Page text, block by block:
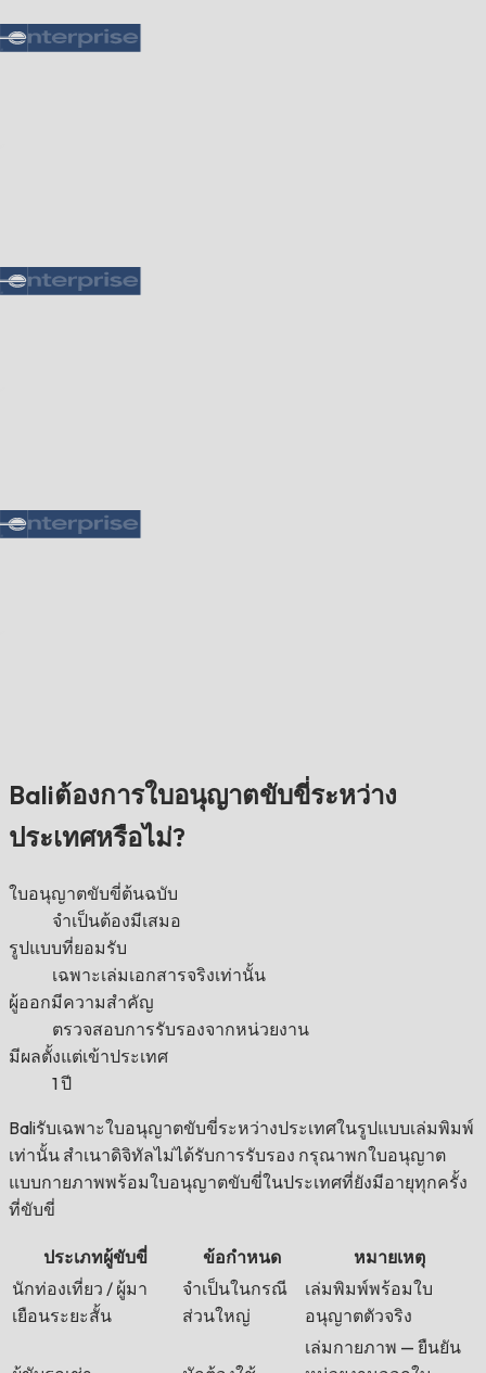
Baliต้องการใบอนุญาตขับขี่ระหว่าง
ประเทศหรือไม่?
ใบอนุญาตขับขี่ต้นฉบับ
จำเป็นต้องมีเสมอ
รูปแบบที่ยอมรับ
เฉพาะเล่มเอกสารจริงเท่านั้น
ผู้ออกมีความสำคัญ
ตรวจสอบการรับรองจากหน่วยงาน
มีผลตั้งแต่เข้าประเทศ
1 ปี
Baliรับเฉพาะใบอนุญาตขับขี่ระหว่างประเทศในรูปแบบเล่มพิมพ์
เท่านั้น สำเนาดิจิทัลไม่ได้รับการรับรอง กรุณาพกใบอนุญาต
แบบกายภาพพร้อมใบอนุญาตขับขี่ในประเทศที่ยังมีอายุทุกครั้ง
ที่ขับขี่
ประเภทผู้ขับขี่ ข้อกำหนด
หมายเหตุ
นักท่องเที่ยว / ผู้มา
เยือนระยะสั้น
จำเป็นในกรณี
ส่วนใหญ่
เล่มพิมพ์พร้อมใบ
อนุญาตตัวจริง
เล่มกายภาพ — ยืนยัน